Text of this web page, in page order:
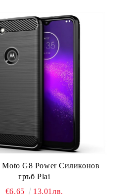
Moto G8 Power Силиконов
гръб Plai
€6.65
13.01лв.